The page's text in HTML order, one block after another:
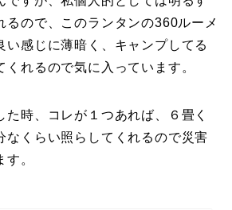
るので、このランタンの360ルーメ
い感じに薄暗く、キャンプしてる
れるので気に入っています。
た時、コレが１つあれば、６畳く
なくらい照らしてくれるので災害
。